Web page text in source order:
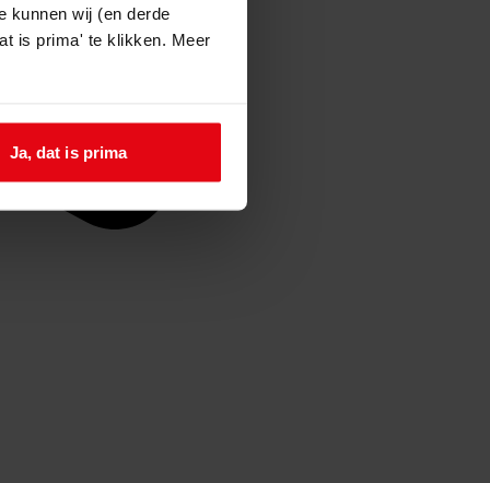
kunnen wij (en derde
is prima' te klikken. Meer
Ja, dat is prima